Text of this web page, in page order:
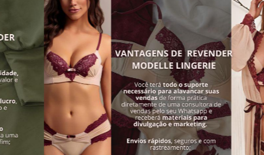
ROBES
TODOS DE PAGA POUCO MODELLE